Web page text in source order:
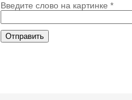
Введите слово на картинке *